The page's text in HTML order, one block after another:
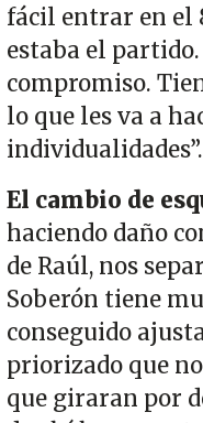
fácil entrar en el
estaba el
compromiso.
lo que les va a
individualidades”.
El cambio de
haciendo daño
de Raúl, nos
Soberón tiene
conseguido
priorizado que
que giraran por